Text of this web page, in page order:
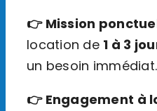
👉 Mission
location de 1 à 3
un besoin immédiat.
👉 Engagement à